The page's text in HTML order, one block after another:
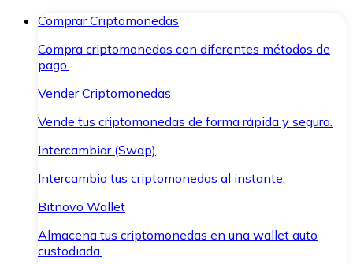
Comprar Criptomonedas
Compra criptomonedas con diferentes métodos de
pago.
Vender Criptomonedas
Vende tus criptomonedas de forma rápida y segura.
Intercambiar (Swap)
Intercambia tus criptomonedas al instante.
Bitnovo Wallet
Almacena tus criptomonedas en una wallet auto
custodiada.